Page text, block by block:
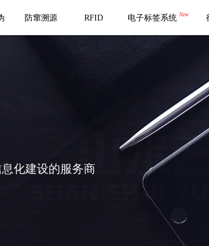
防窜溯源 RFID 电子标签系统 New
化建设的服务商